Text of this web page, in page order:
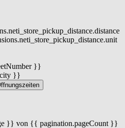
}}
}}
}} von {{ pagination.pageCount }}